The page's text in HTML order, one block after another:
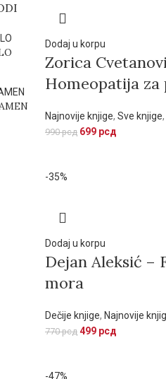
Dodaj u korpu
Zorica
Homeopatija za
Najnovije knjige, Sve knjige,
990рсд 699 рсд
-35%
Dodaj u korpu
Dejan Aleksić –
mora
Dečije knjige, Najnovije
770рсд 499 рсд
-47%